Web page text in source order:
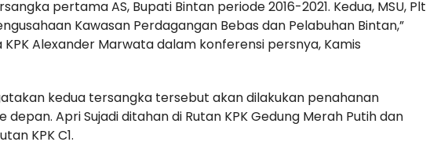
pertama AS, Bupati Bintan periode 2016-2021. Kedua, MSU, Plt
Kawasan Perdagangan Bebas dan Pelabuhan Bintan,”
KPK Alexander Marwata dalam konferensi persnya, Kamis
kedua tersangka tersebut akan dilakukan penahanan
depan. Apri Sujadi ditahan di Rutan KPK Gedung Merah Putih dan
KPK C1.